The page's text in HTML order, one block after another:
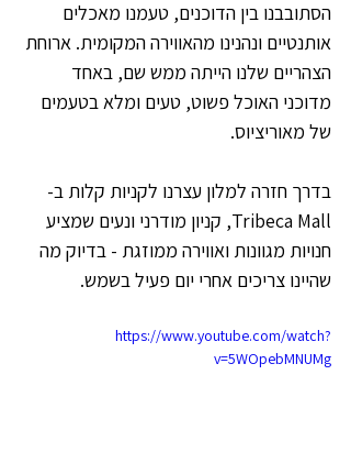
הסתובבנו בין הדוכנים, טעמנו מאכלים
אותנטיים ונהנינו מהאווירה המקומית. ארוחת
הצהריים שלנו הייתה ממש שם, באחד
מדוכני האוכל פשוט, טעים ומלא בטעמים
של מאוריציוס.
בדרך חזרה למלון עצרנו לקניות קלות ב-
Tribeca Mall, קניון מודרני ונעים שמציע
חנויות מגוונות ואווירה ממוזגת - בדיוק מה
שהיינו צריכים אחרי יום פעיל בשמש.
https://www.youtube.com/watch?
v=5WOpebMNUMg